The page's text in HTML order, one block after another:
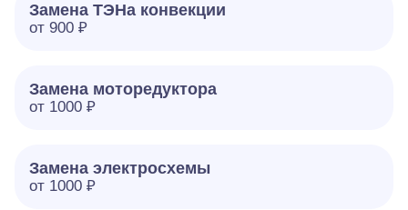
Замена ТЭНа конвекции
от 900 ₽
Замена моторедуктора
от 1000 ₽
Замена электросхемы
от 1000 ₽